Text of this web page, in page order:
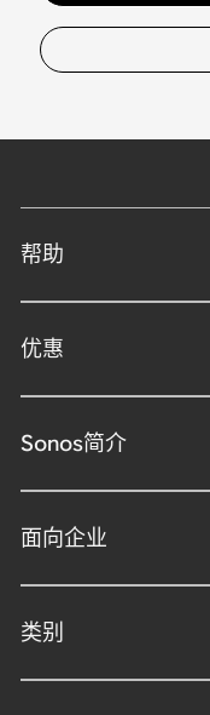
帮助
优惠
Sonos简介
面向企业
类别